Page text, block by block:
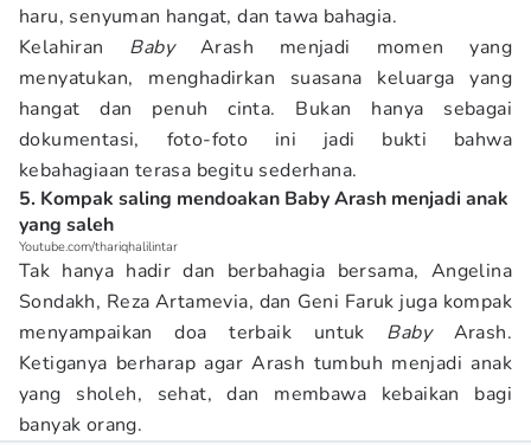
haru, senyuman hangat, dan tawa bahagia.
Kelahiran BabyArash menjadi momen yang
menyatukan, menghadirkan suasana keluarga yang
hangat dan penuh cinta. Bukan hanya sebagai
dokumentasi, foto-foto ini jadi bukti bahwa
kebahagiaan terasa begitu sederhana.
5. Kompak saling mendoakan Baby Arash menjadi anak
yang saleh
Youtube.com/thariqhalilintar
Tak hanya hadir dan berbahagia bersama, Angelina
Sondakh, Reza Artamevia, dan Geni Faruk juga kompak
menyampaikan doa terbaik untuk BabyArash.
Ketiganya berharap agar Arash tumbuh menjadi anak
yang sholeh, sehat, dan membawa kebaikan bagi
banyak orang.